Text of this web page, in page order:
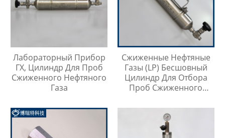
Лабораторный Прибор
ГХ, Цилиндр Для Проб
Сжиженного Нефтяного
Газа
Сжиженные Нефтяные
Газы (LP) Бесшовный
Цилиндр Для Отбора
Проб Сжиженного